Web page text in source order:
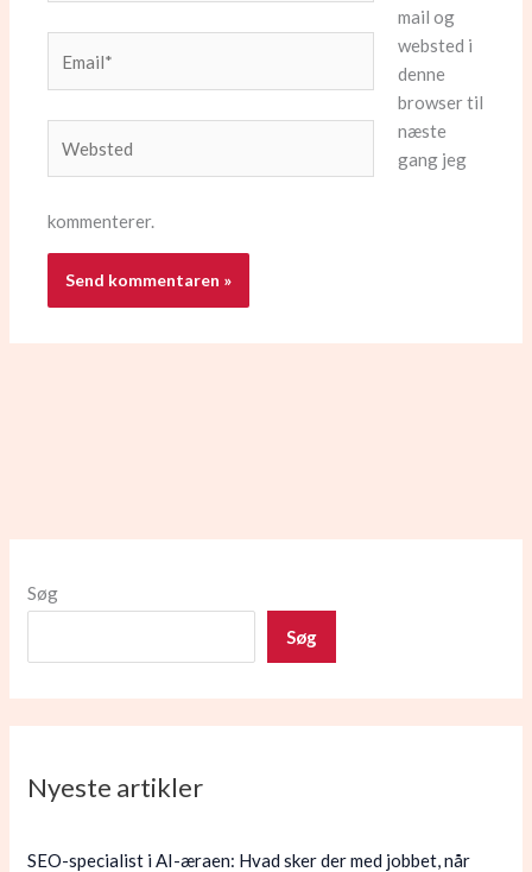
mail og
websted i
denne
browser til
næste
gang jeg
kommenterer.
Søg
Søg
Nyeste artikler
SEO-specialist i AI-æraen: Hvad sker der med jobbet, når